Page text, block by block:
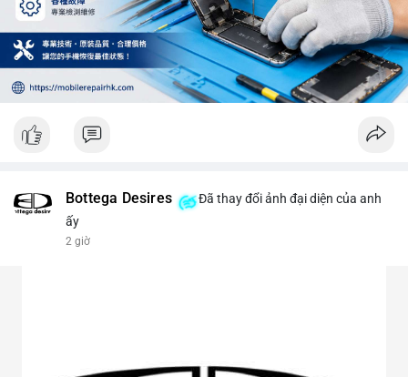
Bottega Desires
Đã thay đổi ảnh đại diện của anh
ấy
2 giờ